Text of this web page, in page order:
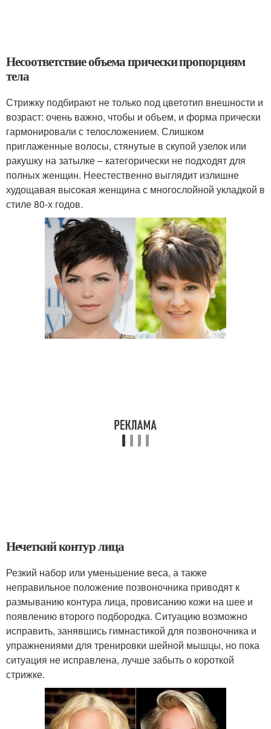
Несоответствие объема прически пропорциям
тела
Стрижку подбирают не только под цветотип внешности и
возраст: очень важно, чтобы и объем, и форма прически
гармонировали с телосложением. Слишком
приглаженные волосы, стянутые в скупой узелок или
ракушку на затылке – категорически не подходят для
полных женщин. Неестественно выглядит излишне
худощавая высокая женщина с многослойной укладкой в
стиле 80-х годов.
Нечеткий контур лица
Резкий набор или уменьшение веса, а также
неправильное положение позвоночника приводят к
размыванию контура лица, провисанию кожи на шее и
появлению второго подбородка. Ситуацию возможно
исправить, занявшись гимнастикой для позвоночника и
упражнениями для тренировки шейной мышцы, но пока
ситуация не исправлена, лучше забыть о короткой
стрижке.